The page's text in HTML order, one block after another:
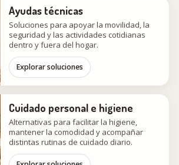
Ayudas técnicas
Soluciones para apoyar la movilidad, la
seguridad y las actividades cotidianas
dentro y fuera del hogar.
Explorar soluciones
Cuidado personal e higiene
Alternativas para facilitar la higiene,
mantener la comodidad y acompañar
distintas rutinas de cuidado diario.